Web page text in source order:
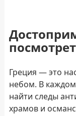
Греция — это
небом. В
найти следы
храмов и